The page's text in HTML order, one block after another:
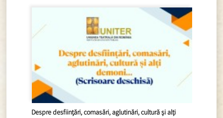
Despre desființări, comasări, aglutinări, cultură și alți